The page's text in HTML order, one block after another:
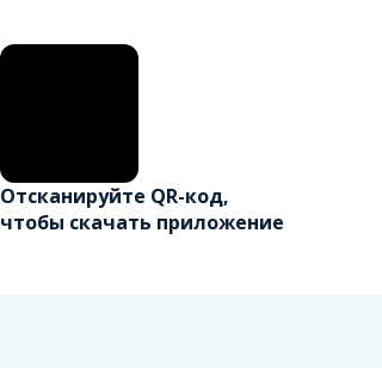
Отсканируйте QR-код,
чтобы скачать приложение